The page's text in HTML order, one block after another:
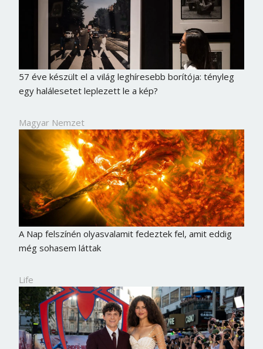
57 éve készült el a világ leghíresebb borítója: tényleg
egy halálesetet leplezett le a kép?
Magyar Nemzet
A Nap felszínén olyasvalamit fedeztek fel, amit eddig
még sohasem láttak
Life